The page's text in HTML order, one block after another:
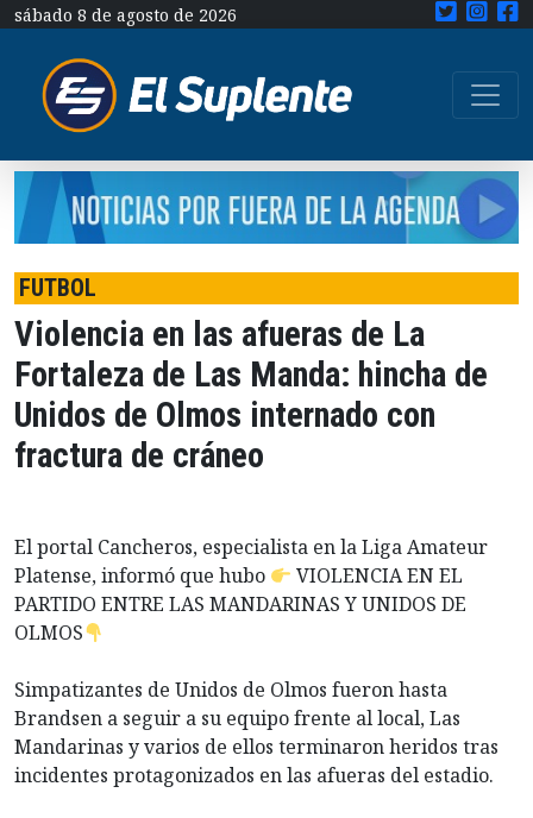
sábado 8 de agosto de 2026
FUTBOL
Violencia en las afueras de La
Fortaleza de Las Manda: hincha de
Unidos de Olmos internado con
fractura de cráneo
El portal Cancheros, especialista en la Liga Amateur
Platense, informó que hubo
VIOLENCIA EN EL
PARTIDO ENTRE LAS MANDARINAS Y UNIDOS DE
OLMOS
Simpatizantes de Unidos de Olmos fueron hasta
Brandsen a seguir a su equipo frente al local, Las
Mandarinas y varios de ellos terminaron heridos tras
incidentes protagonizados en las afueras del estadio.